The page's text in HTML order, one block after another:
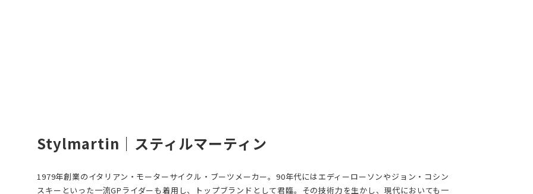
Stylmartin｜スティルマーティン
1979年創業のイタリアン・モーターサイクル・ブーツメーカー。90年代にはエディーローソンやジョン・コシン
スキーといった一流GPライダーも着用し、トップブランドとして君臨。その技術力を生かし、現代においても一